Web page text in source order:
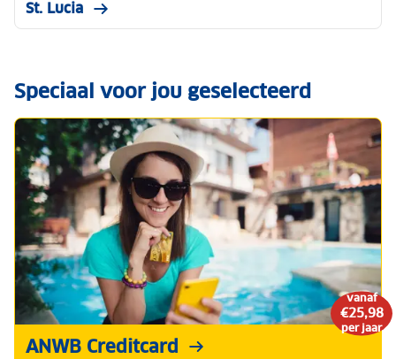
St. Lucia
Speciaal voor jou geselecteerd
vanaf
€25,98
per jaar
ANWB Creditcard